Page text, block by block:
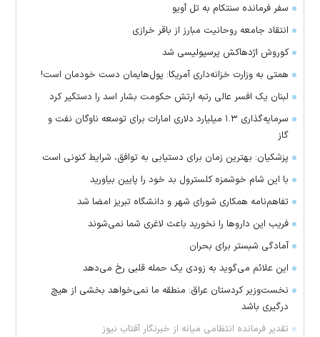
سفر فرمانده سنتکام به تل آویو
انتقاد جامعه روحانیت مبارز از باقر خرازی
کوروش اژدهاکش پرسپولیسی شد
همتی به وزارت خزانه‌داری آمریکا: پول‌هایمان دست خودمان است!
لبنان یک افسر عالی رتبه ارتش حکومت بشار اسد را دستگیر کرد
سرمایه‌گذاری ۱.۳ میلیارد دلاری امارات برای توسعه ناوگان نفت و
گاز
پزشکیان: بهترین زمان برای دستیابی به توافق، شرایط کنونی است
با این شام خوشمزه کلسترول بد خود را پایین بیاورید
تفاهم‌نامه همکاری شورای شهر و دانشگاه تبریز امضا شد
فریب این دارو‌ها را نخورید باعث لاغری شما نمی‌شوند
آمادگی شبستر برای بحران
این علائم می‌گوید به زودی یک حمله قلبی رخ می‌دهد
نخست‌وزیر کردستان عراق: منطقه ما نمی‌خواهد بخشی از هیچ
درگیری باشد
تقدیر فرمانده انتظامی میانه از خبرنگار آفتاب نیوز